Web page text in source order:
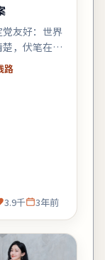
友好：世界
，伏笔在片
你喜欢「拼
，《南港档
路
3.9千 3年前